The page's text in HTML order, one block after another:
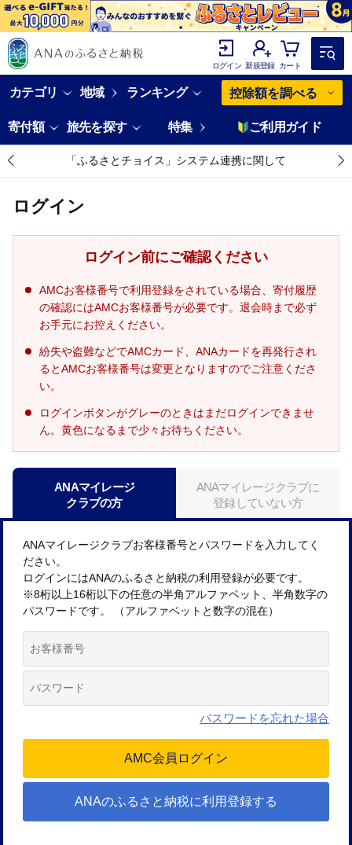
ログイン 新規登録 カート
カテゴリ 地域 ランキング 控除額を調べる
寄付額 旅先を探す 特集 ご利用ガイド
「ふるさとチョイス」システム連携に関して
ログイン
ログイン前にご確認ください
AMCお客様番号で利用登録をされている場合、寄付履歴
の確認にはAMCお客様番号が必要です。退会時まで必ず
お手元にお控えください。
紛失や盗難などでAMCカード、ANAカードを再発行され
るとAMCお客様番号は変更となりますのでご注意くださ
い。
ログインボタンがグレーのときはまだログインできませ
ん。黄色になるまで少々お待ちください。
ANAマイレージ
クラブの方
ANAマイレージクラブに
登録していない方
ANAマイレージクラブお客様番号とパスワードを入力してく
ださい。
ログインにはANAのふるさと納税の利用登録が必要です。
※8桁以上16桁以下の任意の半角アルファベット、半角数字の
パスワードです。 （アルファベットと数字の混在）
パスワードを忘れた場合
ANAのふるさと納税に利用登録する